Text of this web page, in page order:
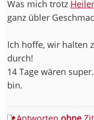
Was mich trotz
ganz übler
Ich hoffe, wir halten
durch!
14 Tage wären
bin.